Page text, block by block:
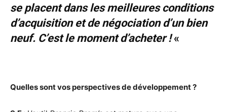
se placent dans les meilleures conditions
d’acquisition et de négociation d’un bien
neuf. C’est le moment d’acheter !«
Quelles sont vos perspectives de développement ?